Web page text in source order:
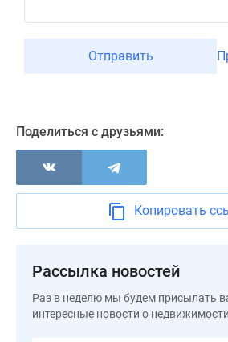
Отправить
Поделиться с друзьями:
Копировать
Рассылка новостей
Раз в неделю мы будем присылать
интересные новости о